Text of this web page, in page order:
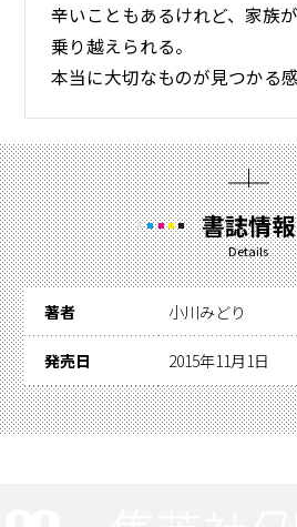
辛いこともあるけれど、家族
乗り越えられる。
本当に大切なものが見つかる
書誌情報
Details
著者 小川みどり
発売日 2015年11月1日